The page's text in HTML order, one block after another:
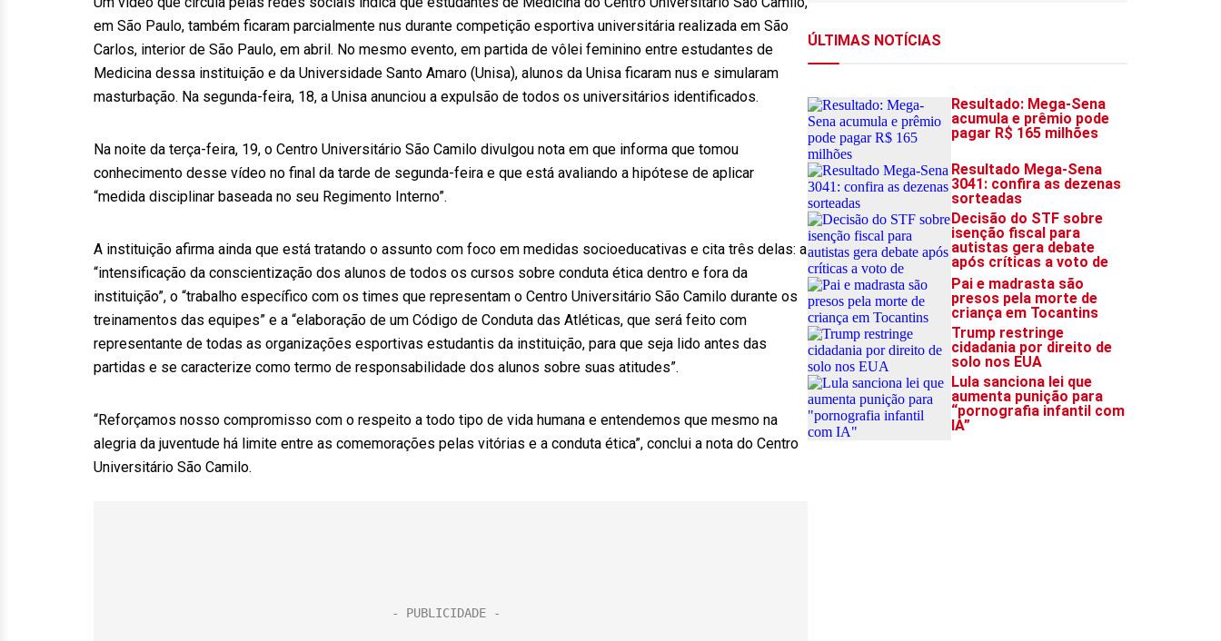
em São Paulo, também ficaram parcialmente nus durante competição esportiva universitária realizada em São
Carlos, interior de São Paulo, em abril. No mesmo evento, em partida de vôlei feminino entre estudantes de
Medicina dessa instituição e da Universidade Santo Amaro (Unisa), alunos da Unisa ficaram nus e simularam
masturbação. Na segunda-feira, 18, a Unisa anunciou a expulsão de todos os universitários identificados.
Na noite da terça-feira, 19, o Centro Universitário São Camilo divulgou nota em que informa que tomou
conhecimento desse vídeo no final da tarde de segunda-feira e que está avaliando a hipótese de aplicar
“medida disciplinar baseada no seu Regimento Interno”.
A instituição afirma ainda que está tratando o assunto com foco em medidas socioeducativas e cita três delas: a
“intensificação da conscientização dos alunos de todos os cursos sobre conduta ética dentro e fora da
instituição”, o “trabalho específico com os times que representam o Centro Universitário São Camilo durante os
treinamentos das equipes” e a “elaboração de um Código de Conduta das Atléticas, que será feito com
representante de todas as organizações esportivas estudantis da instituição, para que seja lido antes das
partidas e se caracterize como termo de responsabilidade dos alunos sobre suas atitudes”.
“Reforçamos nosso compromisso com o respeito a todo tipo de vida humana e entendemos que mesmo na
alegria da juventude há limite entre as comemorações pelas vitórias e a conduta ética”, conclui a nota do Centro
Universitário São Camilo.